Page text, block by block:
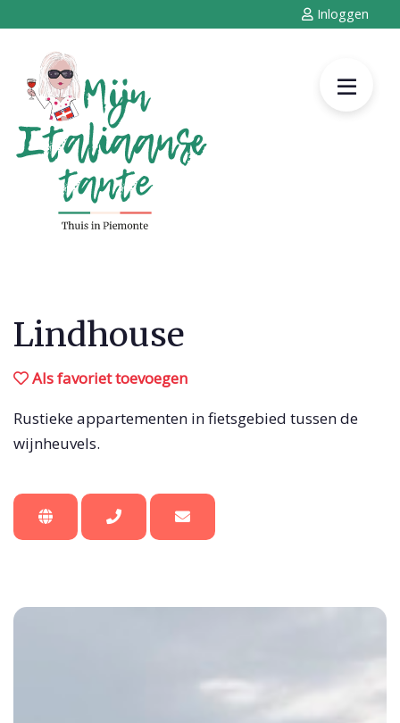
Inloggen
Lindhouse
Als favoriet toevoegen
Rustieke appartementen in fietsgebied tussen de
wijnheuvels.